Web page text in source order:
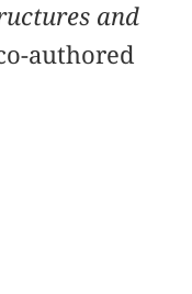
and
authored